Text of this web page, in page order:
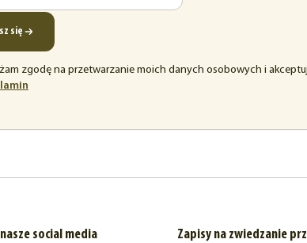
się
zgodę na przetwarzanie moich danych osobowych i
nowej
social media
Zapisy na zwiedzanie